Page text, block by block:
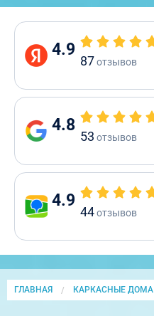
4.9
87отзывов
4.8
53 отзывов
4.9
44отзывов
ГЛАВНАЯ КАРКАСНЫЕ ДОМА